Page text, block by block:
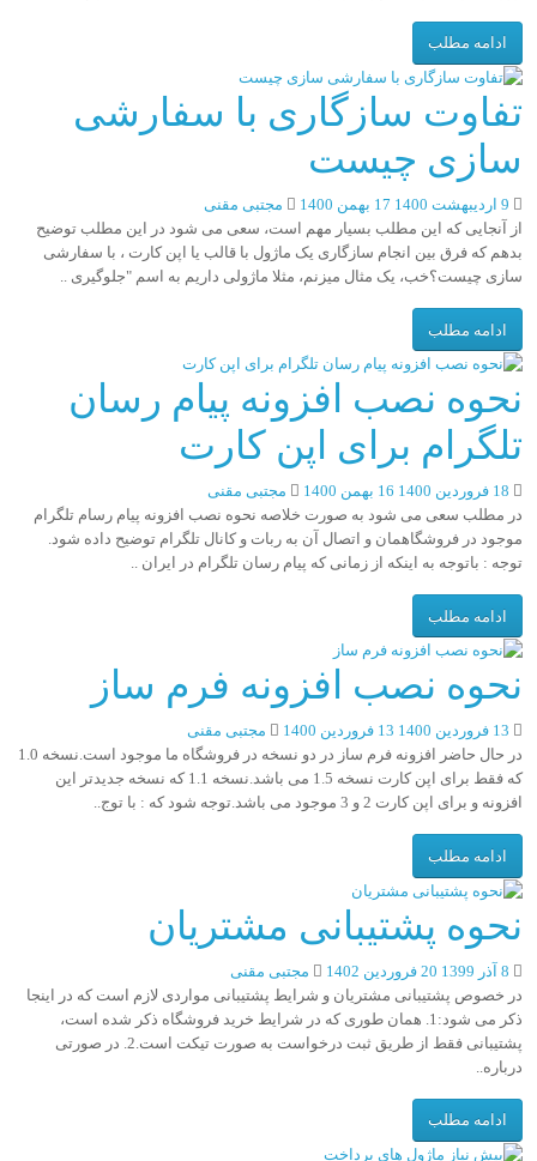
ادامه مطلب
تفاوت سازگاری با سفارشی
سازی چیست
9 اردیبهشت 1400 17 بهمن 1400
مجتبی مقنی
از آنجایی که این مطلب بسیار مهم است، سعی می شود در این مطلب توضیح
بدهم که فرق بین انجام سازگاری یک ماژول با قالب یا اپن کارت ، با سفارشی
سازی چیست؟خب، یک مثال میزنم، مثلا ماژولی داریم به اسم "جلوگیری ..
ادامه مطلب
نحوه نصب افزونه پیام رسان
تلگرام برای اپن کارت
18 فروردین 1400 16 بهمن 1400
مجتبی مقنی
در مطلب سعی می شود به صورت خلاصه نحوه نصب افزونه پیام رسام تلگرام
موجود در فروشگاهمان و اتصال آن به ربات و کانال تلگرام توضیح داده شود.
توجه : باتوجه به اینکه از زمانی که پیام رسان تلگرام در ایران ..
ادامه مطلب
نحوه نصب افزونه فرم ساز
13 فروردین 1400 13 فروردین 1400
مجتبی مقنی
در حال حاضر افزونه فرم ساز در دو نسخه در فروشگاه ما موجود است.نسخه 1.0
که فقط برای اپن کارت نسخه 1.5 می باشد.نسخه 1.1 که نسخه جدیدتر این
افزونه و برای اپن کارت 2 و 3 موجود می باشد.توجه شود که : با توج..
ادامه مطلب
نحوه پشتیبانی مشتریان
8 آذر 1399 20 فروردین 1402
مجتبی مقنی
در خصوص پشتیبانی مشتریان و شرایط پشتیبانی مواردی لازم است که در اینجا
ذکر می شود:1. همان طوری که در شرایط خرید فروشگاه ذکر شده است،
پشتیبانی فقط از طریق ثبت درخواست به صورت تیکت است.2. در صورتی
درباره..
ادامه مطلب